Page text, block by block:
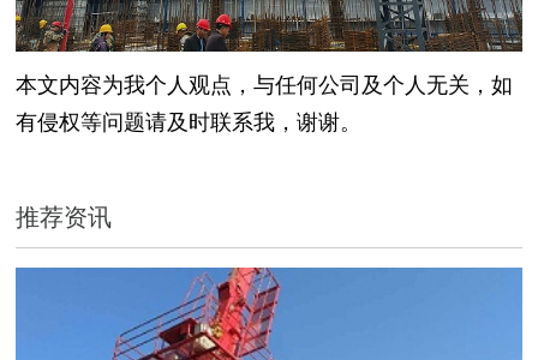
本文内容为我个人观点，与任何公司及个人无关，如
有侵权等问题请及时联系我，谢谢。
推荐资讯